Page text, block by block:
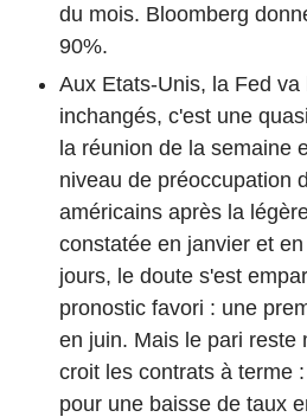
du mois. Bloomberg
90%.
Aux Etats-Unis, la Fed
inchangés, c'est une
la réunion de la semaine
niveau de préoccupation
américains après la
constatée en janvier et
jours, le doute s'est
pronostic favori : une
en juin. Mais le pari reste
croit les contrats à terme
pour une baisse de taux